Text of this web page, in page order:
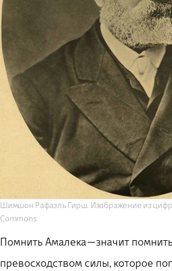
Шимшон Рафаэль Гирш. Изображение из
Commons
Помнить Амалека — значит
превосходством силы, которое